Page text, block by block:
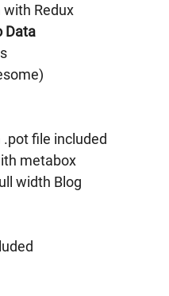
Redux
Data
file included
metabox
width Blog